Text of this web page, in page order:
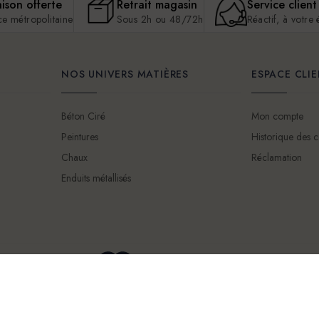
offerte
métropolitaine
Retrait magasin
Sous 2h ou 48/72h
Service client
Réactif, à votre
NOS UNIVERS MATIÈRES
Béton Ciré
Peintures
Chaux
Enduits métallisés
ESPACE
Mon compte
Historique des
Réclamation